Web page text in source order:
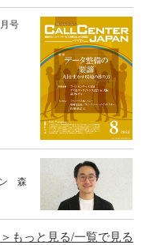
号
ン 森
もっと見る/一覧で見る